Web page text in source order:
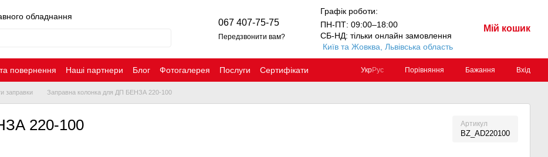
обладнання
067 407-75-75
Передзвонити вам?
Графік роботи:
ПН-ПТ: 09:00–18:00
СБ-НД: тільки онлайн замовлення
Київ та Жовква, Львівська область
Мій кошик
повернення Наші партнери Блог Фотогалерея Послуги
Сертифікати
УкрРус Порівняння Бажання Вхід
заправки Заправна колонка для ДП БЕНЗА 220-100
220-100 Артикул
BZ_AD220100